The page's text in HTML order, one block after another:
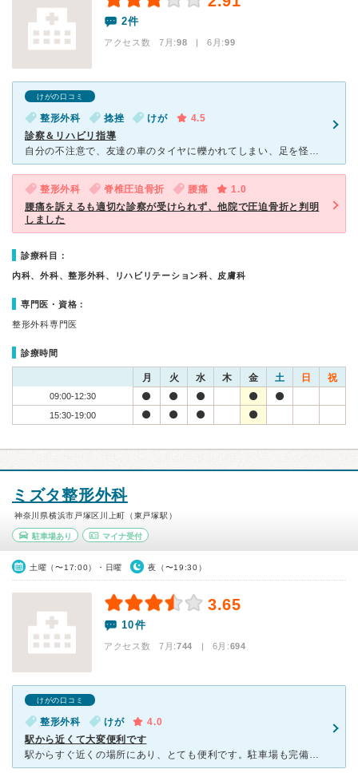
2件
アクセス数 7月:98 | 6月:99
けがの口コミ
整形外科 捻挫 けが
4.5
診察＆リハビリ指導
自分の不注意で、友達の車のタイヤに轢かれてしまい、足を怪我してしました。 タイヤが当たったのは、軽くかかとに・・・という感じでしたが、その時つまさき立ち状態になっていたため、かかとより足の指に負
整形外科 脊椎圧迫骨折 腰痛
1.0
腰痛を訴えるも適切な診察が受けられず、他院で圧迫骨折と判明
しました
診療科目：
内科、外科、整形外科、リハビリテーション科、皮膚科
専門医・資格：
整形外科専門医
診療時間
月 火 水 木 金 土 日 祝
09:00-12:30
15:30-19:00
ミズタ整形外科
神奈川県横浜市戸塚区川上町（東戸塚駅）
駐車場あり マイナ受付
土曜（〜17:00）・日曜 夜（〜19:30）
3.65
10件
アクセス数 7月:744 | 6月:694
けがの口コミ
整形外科 けが
4.0
駅から近くて大変便利です
駅からすぐ近くの場所にあり、とても便利です。駐車場も完備されています。 風邪をひいた際、咳が長引き肋骨を疲労骨折してしまい受診しました。 男性のテキパキとした先生で、こちらの話をさえぎることな